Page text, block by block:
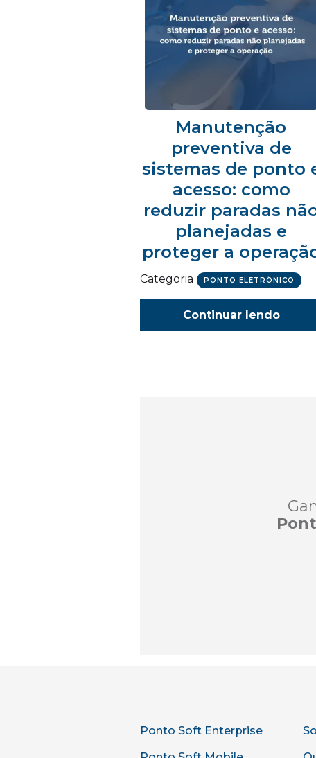
Manutenção
preventiva de
sistemas de ponto
acesso: como
reduzir paradas
planejadas e
proteger a
Categoria PONTO ELETRÔNICO
Continuar lendo
Ponto Soft Enterprise